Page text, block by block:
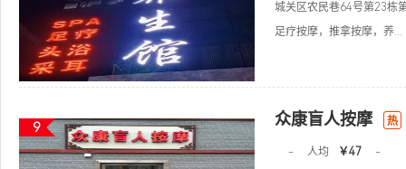
城关区农民巷64号第23栋
足疗按摩，推拿按摩，养...
9 众康盲人按摩 热
- 人均 ￥47
-